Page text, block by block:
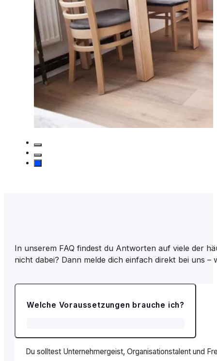
In unserem FAQ findest du Antworten auf viele der
nicht dabei? Dann melde dich einfach direkt bei uns
Welche Voraussetzungen brauche ich?
Du solltest Unternehmergeist, Organisationstalent und